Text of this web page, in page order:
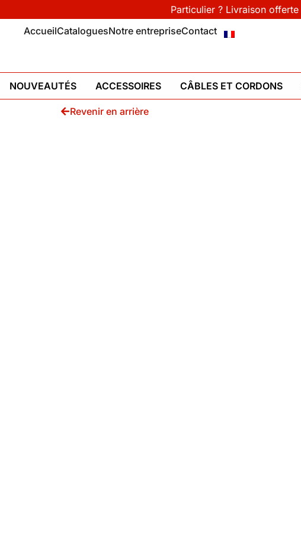
Particulier ? Livraison offerte
AccueilCataloguesNotre entrepriseContact
NOUVEAUTÉS ACCESSOIRES CÂBLES ET CORDONS
Revenir en arrière